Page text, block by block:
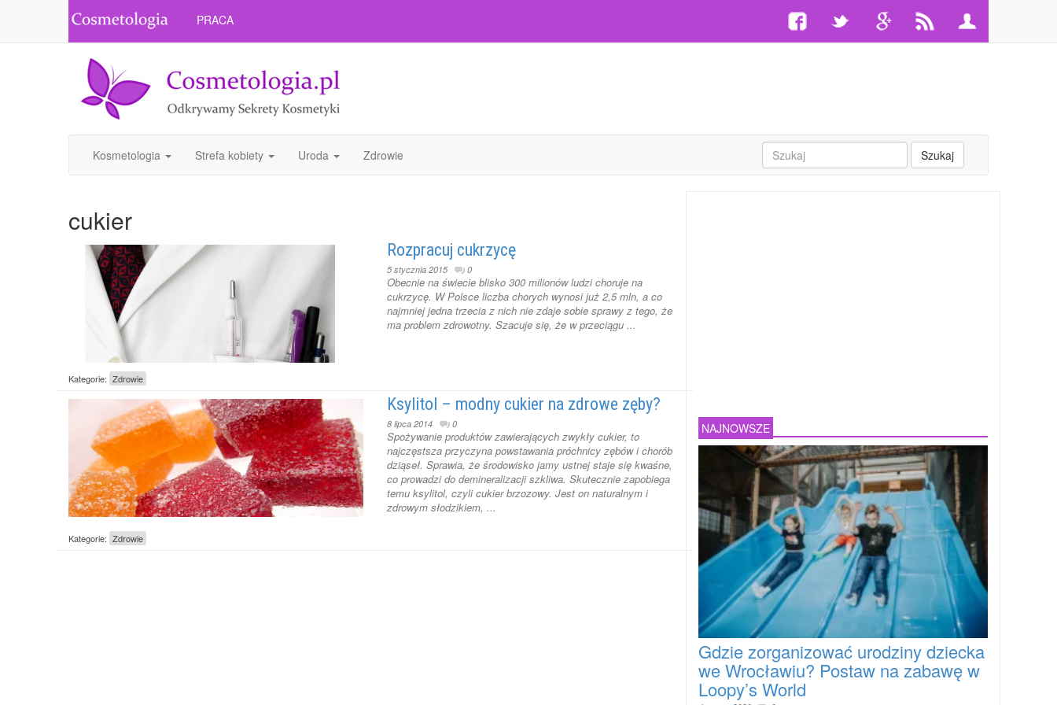
PRACA
Kosmetologia Strefa kobiety Uroda Zdrowie Szukaj
cukier
Rozpracuj cukrzycę
5 stycznia 2015 0
Obecnie na świecie blisko 300 milionów ludzi choruje na
cukrzycę. W Polsce liczba chorych wynosi już 2,5 mln, a co
najmniej jedna trzecia z nich nie zdaje sobie sprawy z tego, że
ma problem zdrowotny. Szacuje się, że w przeciągu ...
Kategorie: Zdrowie
Ksylitol – modny cukier na zdrowe zęby?
8 lipca 2014 0
Spożywanie produktów zawierających zwykły cukier, to
najczęstsza przyczyna powstawania próchnicy zębów i chorób
dziąseł. Sprawia, że środowisko jamy ustnej staje się kwaśne,
co prowadzi do demineralizacji szkliwa. Skutecznie zapobiega
temu ksylitol, czyli cukier brzozowy. Jest on naturalnym i
zdrowym słodzikiem, ...
Kategorie: Zdrowie
NAJNOWSZE
Gdzie zorganizować urodziny dziecka
we Wrocławiu? Postaw na zabawę w
Loopy’s World